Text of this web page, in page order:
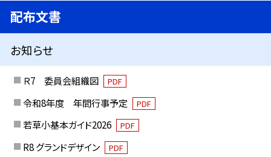
配布文書
お知らせ
Ｒ7 委員会組織図 PDF
令和8年度 年間行事予定 PDF
若草小基本ガイド2026 PDF
R8 グランドデザイン PDF